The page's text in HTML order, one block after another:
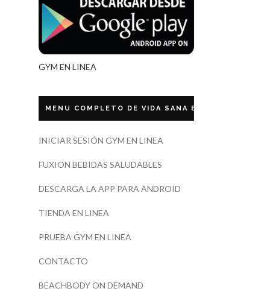
GYM EN LINEA
MENU COMPLETO DE VIDA SANA ECUADOR
INICIAR SESIÓN GYM EN LINEA
FUXION BEBIDAS SALUDABLES
DESCARGA LA APP PARA ANDROID
TIENDA EN LINEA
PRUEBA GYM EN LINEA
CONTACTO
BEACHBODY ON DEMAND